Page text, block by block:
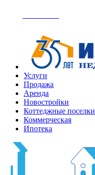
Услуги
Продажа
Аренда
Новостройки
Коттеджные поселки
Коммерческая
Ипотека